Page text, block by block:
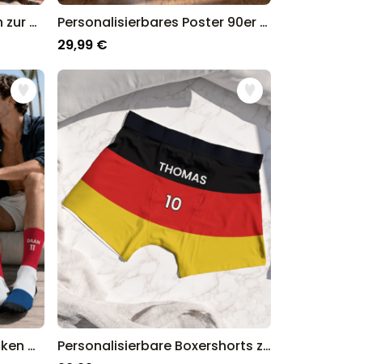
Personalisiertes Handtuch zur WM mit Text
Personalisierbares Poster 90er DJ mit Foto
29,99 €
Personalisierbare WM Socken mit Text
Personalisierbare Boxershorts zur WM mit Text